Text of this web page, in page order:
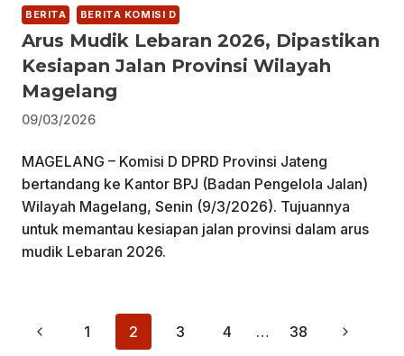
BERITA BERITA KOMISI D
Arus Mudik Lebaran 2026, Dipastikan
Kesiapan Jalan Provinsi Wilayah
Magelang
09/03/2026
MAGELANG – Komisi D DPRD Provinsi Jateng
bertandang ke Kantor BPJ (Badan Pengelola Jalan)
Wilayah Magelang, Senin (9/3/2026). Tujuannya
untuk memantau kesiapan jalan provinsi dalam arus
mudik Lebaran 2026.
Page
Previous
1 2 3 4 … 38
Next